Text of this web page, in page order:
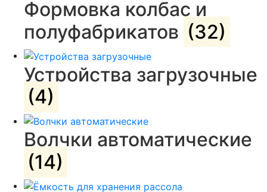
Формовка колбас и
полуфабрикатов (32)
Устройства загрузочные
(4)
Волчки автоматические
(14)